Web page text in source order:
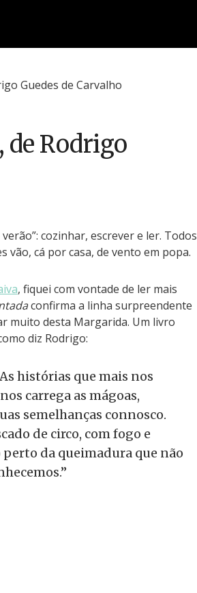
de Rodrigo
cozinhar, escrever e ler. Todos
vão, cá por casa, de vento em popa.
, fiquei com vontade de ler mais
confirma a linha surpreendente
muito desta Margarida. Um livro
diz Rodrigo:
histórias que mais nos
carrega as mágoas,
semelhanças connosco.
de circo, com fogo e
da queimadura que não